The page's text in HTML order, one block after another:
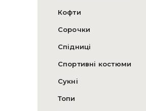
Кофти
Сорочки
Спідниці
Спортивні костюми
Сукні
Топи